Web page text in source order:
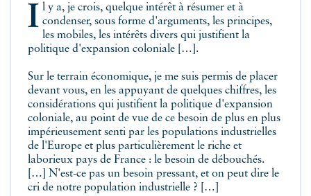
Il y a, je crois, quelque intérêt à résumer et à condenser, sous forme d'arguments, les principes,
les mobiles, les intérêts divers qui justifient la
politique d'expansion coloniale […].
Sur le terrain économique, je me suis permis de placer
devant vous, en les appuyant de quelques chiffres, les
considérations qui justifient la politique d'expansion
coloniale, au point de vue de ce besoin de plus en plus
impérieusement senti par les populations industrielles
de l'Europe et plus particulièrement le riche et
laborieux pays de France : le besoin de débouchés.
[…] N'est-ce pas un besoin pressant, et on peut dire le
cri de notre population industrielle ? […]